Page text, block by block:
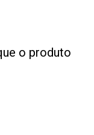
o produto